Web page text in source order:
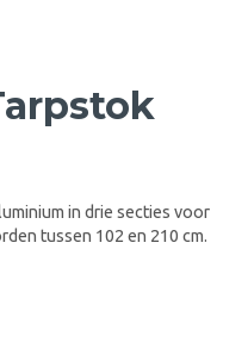
in drie secties voor
tussen 102 en 210 cm.